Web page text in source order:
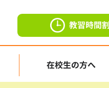
教習時間割
在校生の方へ